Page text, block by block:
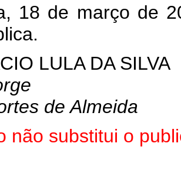
18 de março de
LULA DA SILVA
de Almeida
não substitui o